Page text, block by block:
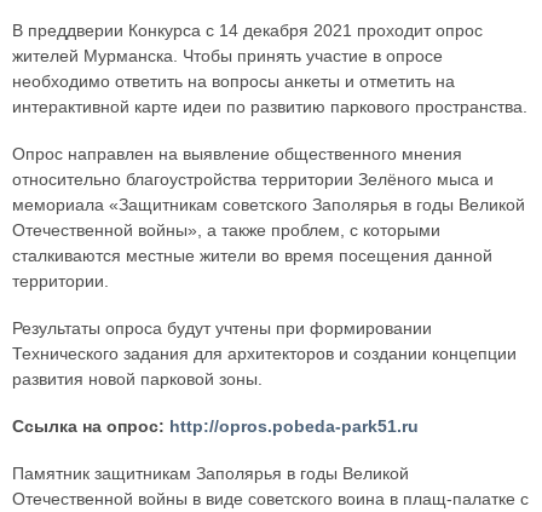
В преддверии Конкурса с 14 декабря 2021 проходит опрос
жителей Мурманска. Чтобы принять участие в опросе
необходимо ответить на вопросы анкеты и отметить на
интерактивной карте идеи по развитию паркового пространства.
Опрос направлен на выявление общественного мнения
относительно благоустройства территории Зелёного мыса и
мемориала «Защитникам советского Заполярья в годы Великой
Отечественной войны», а также проблем, с которыми
сталкиваются местные жители во время посещения данной
территории.
Результаты опроса будут учтены при формировании
Технического задания для архитекторов и создании концепции
развития новой парковой зоны.
Ссылка на опрос: http://opros.pobeda-park51.ru
Памятник защитникам Заполярья в годы Великой
Отечественной войны в виде советского воина в плащ-палатке с